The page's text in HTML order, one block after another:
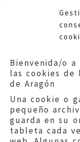
Bienvenida/o
las cookies
de Aragón
Una cookie o
pequeño
guarda en su
tableta cada